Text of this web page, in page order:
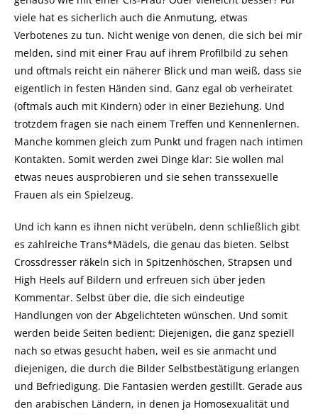
viele hat es sicherlich auch die Anmutung, etwas
Verbotenes zu tun. Nicht wenige von denen, die sich bei mir
melden, sind mit einer Frau auf ihrem Profilbild zu sehen
und oftmals reicht ein näherer Blick und man weiß, dass sie
eigentlich in festen Händen sind. Ganz egal ob verheiratet
(oftmals auch mit Kindern) oder in einer Beziehung. Und
trotzdem fragen sie nach einem Treffen und Kennenlernen.
Manche kommen gleich zum Punkt und fragen nach intimen
Kontakten. Somit werden zwei Dinge klar: Sie wollen mal
etwas neues ausprobieren und sie sehen transsexuelle
Frauen als ein Spielzeug.
Und ich kann es ihnen nicht verübeln, denn schließlich gibt
es zahlreiche Trans*Mädels, die genau das bieten. Selbst
Crossdresser räkeln sich in Spitzenhöschen, Strapsen und
High Heels auf Bildern und erfreuen sich über jeden
Kommentar. Selbst über die, die sich eindeutige
Handlungen von der Abgelichteten wünschen. Und somit
werden beide Seiten bedient: Diejenigen, die ganz speziell
nach so etwas gesucht haben, weil es sie anmacht und
diejenigen, die durch die Bilder Selbstbestätigung erlangen
und Befriedigung. Die Fantasien werden gestillt. Gerade aus
den arabischen Ländern, in denen ja Homosexualität und